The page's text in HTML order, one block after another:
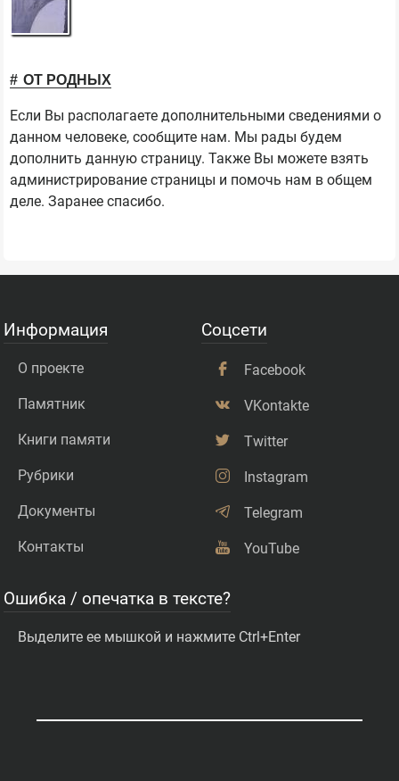
ОТ РОДНЫХ
Если Вы располагаете дополнительными сведениями о
данном человеке, сообщите нам. Мы рады будем
дополнить данную страницу. Также Вы можете взять
администрирование страницы и помочь нам в общем
деле. Заранее спасибо.
Информация
О проекте
Памятник
Книги памяти
Рубрики
Документы
Контакты
Соцсети
Facebook
VKontakte
Twitter
Instagram
Telegram
YouTube
Ошибка / опечатка в тексте?
Выделите ее мышкой и нажмите Ctrl+Enter